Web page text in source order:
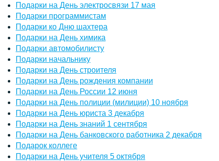
Подарки на День электросвязи 17 мая
Подарки программистам
Подарки ко Дню шахтера
Подарки на День химика
Подарки автомобилисту
Подарки начальнику
Подарки на День строителя
Подарки на День рождения компании
Подарки на День России 12 июня
Подарки на День полиции (милиции) 10 ноября
Подарки на День юриста 3 декабря
Подарки на День знаний 1 сентября
Подарки на День банковского работника 2 декабря
Подарок коллеге
Подарки на День учителя 5 октября